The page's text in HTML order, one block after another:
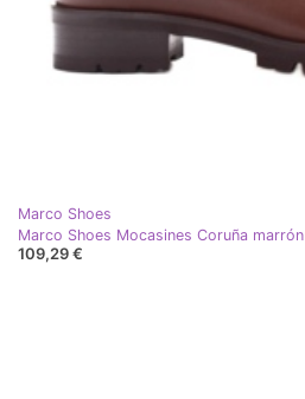
Marco Shoes
Marco Shoes Mocasines Coruña marrón
109,29 €